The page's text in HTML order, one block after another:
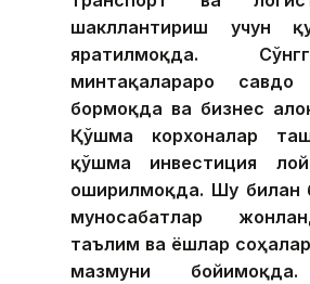
шакллантириш учун
яратилмоқда.
минтақалараро
бормоқда ва бизнес
Қўшма корхоналар
қўшма инвестиция
оширилмоқда. Шу билан
муносабатлар
таълим ва ёшлар
мазмуни